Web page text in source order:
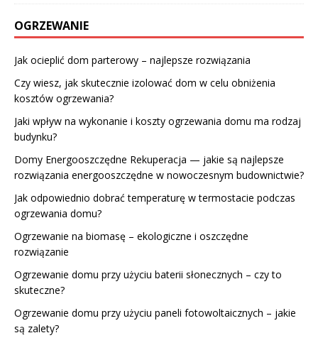
OGRZEWANIE
Jak ocieplić dom parterowy – najlepsze rozwiązania
Czy wiesz, jak skutecznie izolować dom w celu obniżenia
kosztów ogrzewania?
Jaki wpływ na wykonanie i koszty ogrzewania domu ma rodzaj
budynku?
Domy Energooszczędne Rekuperacja — jakie są najlepsze
rozwiązania energooszczędne w nowoczesnym budownictwie?
Jak odpowiednio dobrać temperaturę w termostacie podczas
ogrzewania domu?
Ogrzewanie na biomasę – ekologiczne i oszczędne
rozwiązanie
Ogrzewanie domu przy użyciu baterii słonecznych – czy to
skuteczne?
Ogrzewanie domu przy użyciu paneli fotowoltaicznych – jakie
są zalety?